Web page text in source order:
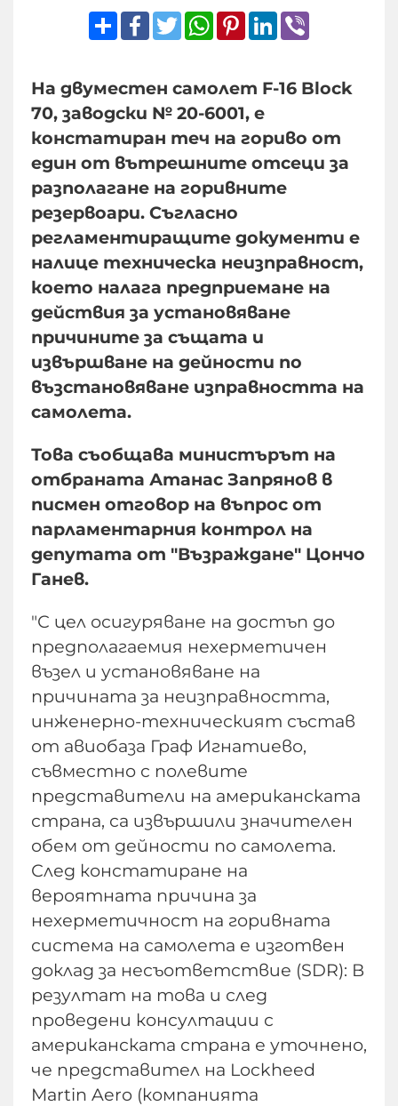
ShareFacebook
TwitterWhatsApp
Pinterest
LinkedIn
На двуместен самолет F-16 Block
70, заводски № 20-6001, е
констатиран теч на гориво от
един от вътрешните отсеци за
разполагане на горивните
резервоари. Съгласно
регламентиращите документи е
налице техническа неизправност,
което налага предприемане на
действия за установяване
причините за същата и
извършване на дейности по
възстановяване изправността на
самолета.
Това съобщава министърът на
отбраната Атанас Запрянов в
писмен отговор на въпрос от
парламентарния контрол на
депутата от "Възраждане" Цончо
Ганев.
"С цел осигуряване на достъп до
предполагаемия нехерметичен
възел и установяване на
причината за неизправността,
инженерно-техническият състав
от авиобаза Граф Игнатиево,
съвместно с полевите
представители на американската
страна, са извършили значителен
обем от дейности по самолета.
След констатиране на
вероятната причина за
нехерметичност на горивната
система на самолета е изготвен
доклад за несъответствие (SDR): В
резултат на това и след
проведени консултации с
американската страна е уточнено,
че представител на Lockheed
Martin Aero (компанията